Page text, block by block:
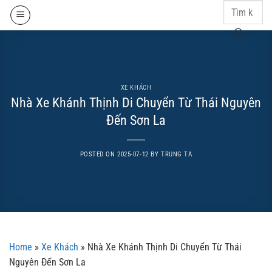
Skip
XE KHÁCH
Nhà Xe Khánh Thịnh Di Chuyển Từ Thái Nguyên
Đến Sơn La
POSTED ON2025-07-12 BY TRUNG TA
Home » Xe Khách » Nhà Xe Khánh Thịnh Di Chuyển Từ Thái
Nguyên Đến Sơn La